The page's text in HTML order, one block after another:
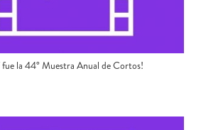
fue la 44° Muestra Anual de Cortos!